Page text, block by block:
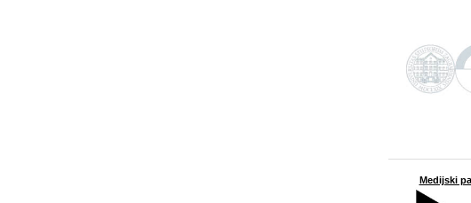
Medijski